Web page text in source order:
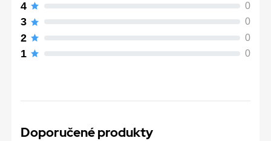
4 0
3 0
2 0
1 0
Doporučené produkty